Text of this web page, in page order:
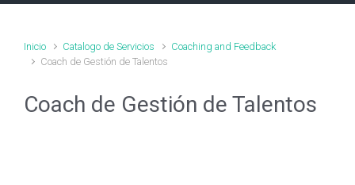
Inicio Catalogo de Servicios
Coaching and Feedback
Coach de Gestión de Talentos
Coach de Gestión de Talentos